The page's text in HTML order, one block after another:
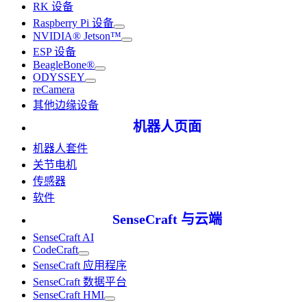
RK 设备
Raspberry Pi 设备
NVIDIA® Jetson™
ESP 设备
BeagleBone®
ODYSSEY
reCamera
其他边缘设备
机器人页面
机器人套件
关节电机
传感器
软件
SenseCraft 与云端
SenseCraft AI
CodeCraft
SenseCraft 应用程序
SenseCraft 数据平台
SenseCraft HMI